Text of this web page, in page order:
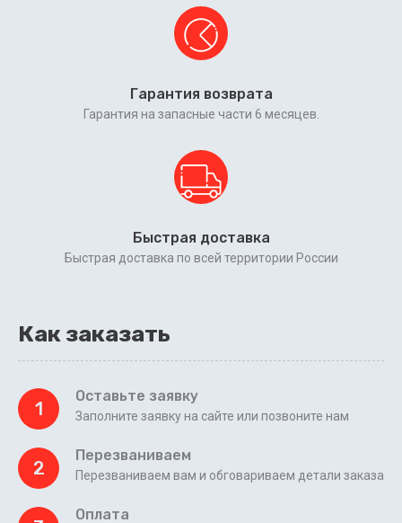
Гарантия возврата
Гарантия на запасные части 6 месяцев.
Быстрая доставка
Быстрая доставка по всей территории России
Как заказать
1
Оставьте заявку
Заполните заявку на сайте или позвоните нам
2
Перезваниваем
Перезваниваем вам и обговариваем детали заказа
Оплата